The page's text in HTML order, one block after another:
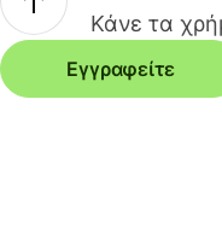
Κάνε τα
Εγγραφείτε